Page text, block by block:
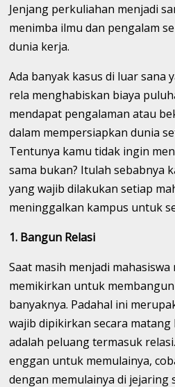
Jenjang perkuliahan menjadi
menimba ilmu dan pengalam
dunia kerja.
Ada banyak kasus di luar sana
rela menghabiskan biaya
mendapat pengalaman atau
dalam mempersiapkan dunia
Tentunya kamu tidak ingin
sama bukan? Itulah sebabnya
yang wajib dilakukan setiap
meninggalkan kampus untuk
1. Bangun Relasi
Saat masih menjadi
memikirkan untuk
banyaknya. Padahal ini
wajib dipikirkan secara matang
adalah peluang termasuk
enggan untuk memulainya,
dengan memulainya di jejaring